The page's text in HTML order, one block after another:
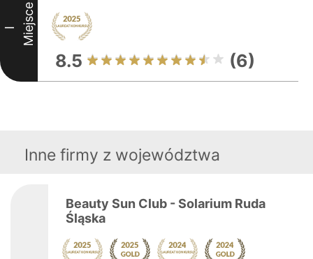
I Miejsce
8.5 (6)
Inne firmy z województwa
Beauty Sun Club - Solarium Ruda
Śląska